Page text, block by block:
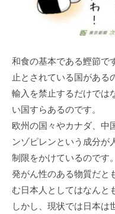
和食の基本である鰹節で
止とされている国がある
輸入を禁止するだけでは
い国すらあるのです。
欧州の国々やカナダ、中
ンゾピレンという成分が
制限をかけているのです。
発がん性のある物質だと
む日本人としてはなんと
しかし、現状では日本は